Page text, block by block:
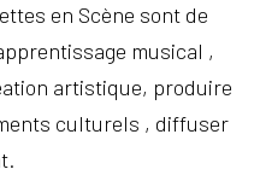
en Scène sont de
musical ,
artistique, produire
culturels , diffuser